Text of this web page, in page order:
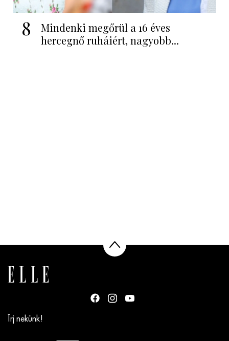
8
Mindenki megőrül a 16 éves
hercegnő ruháiért, nagyobb...
Írj nekünk!